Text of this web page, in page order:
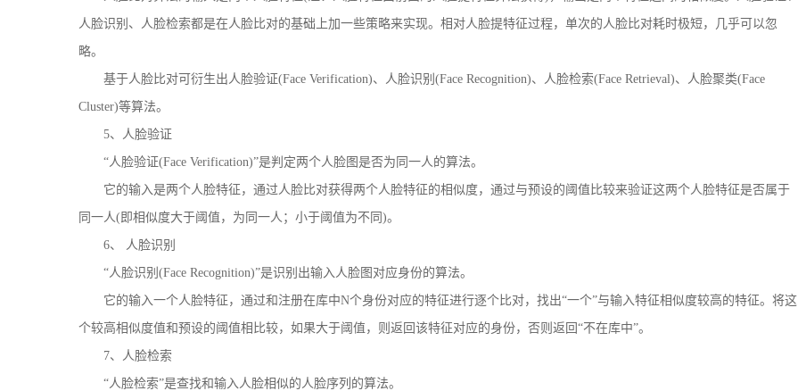
人脸识别、人脸检索都是在人脸比对的基础上加一些策略来实现。相对人脸提特征过程，单次的人脸比对耗时极短，几乎可以忽
略。
基于人脸比对可衍生出人脸验证(Face Verification)、人脸识别(Face Recognition)、人脸检索(Face Retrieval)、人脸聚类(Face
Cluster)等算法。
5、人脸验证
“人脸验证(Face Verification)”是判定两个人脸图是否为同一人的算法。
它的输入是两个人脸特征，通过人脸比对获得两个人脸特征的相似度，通过与预设的阈值比较来验证这两个人脸特征是否属于
同一人(即相似度大于阈值，为同一人；小于阈值为不同)。
6、 人脸识别
“人脸识别(Face Recognition)”是识别出输入人脸图对应身份的算法。
它的输入一个人脸特征，通过和注册在库中N个身份对应的特征进行逐个比对，找出“一个”与输入特征相似度较高的特征。将这
个较高相似度值和预设的阈值相比较，如果大于阈值，则返回该特征对应的身份，否则返回“不在库中”。
7、人脸检索
“人脸检索”是查找和输入人脸相似的人脸序列的算法。